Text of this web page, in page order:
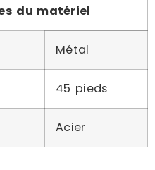
du matériel
Métal
45 pieds
Acier